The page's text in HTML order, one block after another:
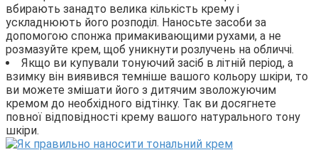
вбирають занадто велика кількість крему і
ускладнюють його розподіл. Наносьте засоби за
допомогою спонжа примакивающими рухами, а не
розмазуйте крем, щоб уникнути розлучень на обличчі.
Якщо ви купували тонуючий засіб в літній період, а
взимку він виявився темніше вашого кольору шкіри, то
ви можете змішати його з дитячим зволожуючим
кремом до необхідного відтінку. Так ви досягнете
повної відповідності крему вашого натурального тону
шкіри.